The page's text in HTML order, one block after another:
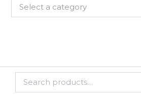
Select a category